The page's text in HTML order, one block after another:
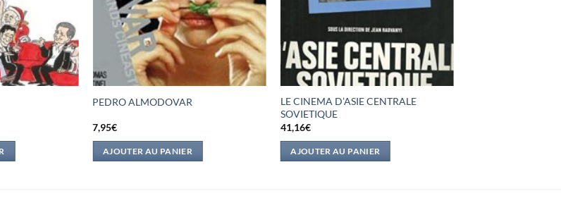
PEDRO ALMODOVAR
7,95€
AJOUTER AU PANIER
LE CINEMA D’ASIE CENTRALE
SOVIETIQUE
41,16€
AJOUTER AU PANIER